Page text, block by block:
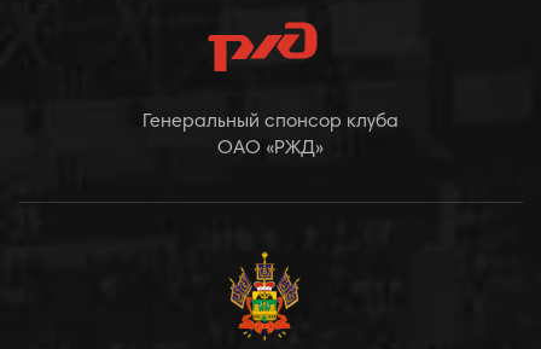
Генеральный спонсор клуба
ОАО «РЖД»